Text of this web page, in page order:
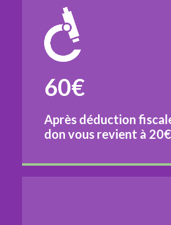
60€
Après déduction
don vous revient à 20€